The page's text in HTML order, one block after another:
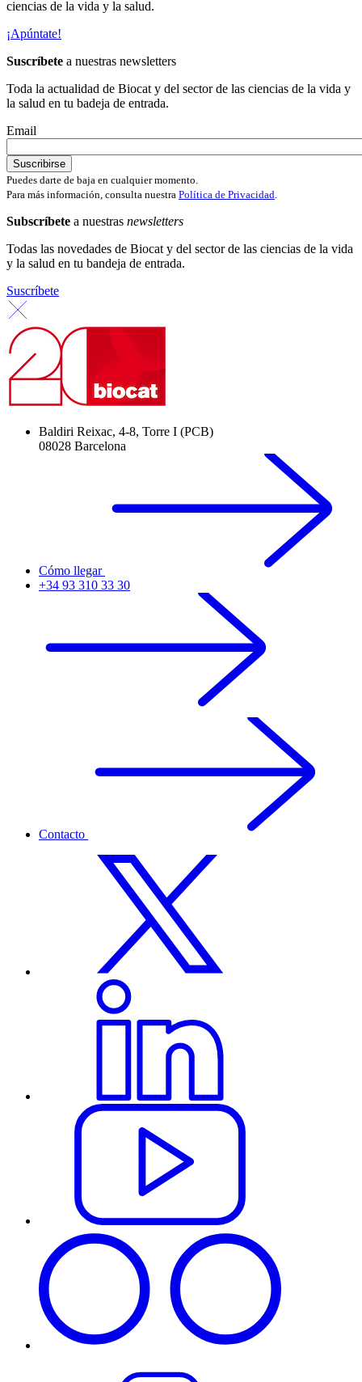
ciencias de la vida y la salud.
¡Apúntate!
Suscríbete a nuestras newsletters
Toda la actualidad de Biocat y del sector de las ciencias de la vida y
la salud en tu badeja de entrada.
Email
Puedes darte de baja en cualquier momento.
Para más información, consulta nuestra Política de Privacidad.
Subscríbete a nuestras newsletters
Todas las novedades de Biocat y del sector de las ciencias de la vida
y la salud en tu bandeja de entrada.
Suscríbete
Baldiri Reixac, 4-8, Torre I (PCB)
08028 Barcelona
Cómo llegar
+34 93 310 33 30
Contacto